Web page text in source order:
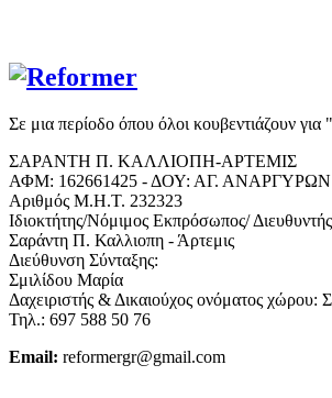
Σε μια περίοδο όπου όλοι κουβεντιάζουν
ΣΑΡΑΝΤΗ Π. ΚΑΛΛΙΟΠΗ-ΑΡΤΕΜΙΣ
ΑΦΜ: 162661425 - ΔΟΥ: ΑΓ. ΑΝΑΡΓΥΡΩΝ
Αριθμός Μ.Η.Τ. 232323
Ιδιοκτήτης/Νόμιμος Εκπρόσωπος/
Σαράντη Π. Καλλιοπη - Άρτεμις
Διεύθυνση Σύνταξης:
Σμιλίδου Μαρία
Δαχειριστής & Δικαιούχος ονόματος
Τηλ.: 697 588 50 76
Email: reformergr@gmail.com